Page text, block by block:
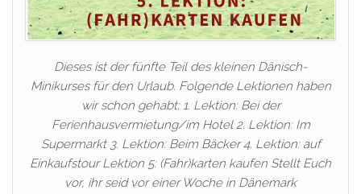
Dieses ist der fünfte Teil des kleinen Dänisch-
Minikurses für den Urlaub. Folgende Lektionen haben
wir schon gehabt: 1. Lektion: Bei der
Ferienhausvermietung/im Hotel 2. Lektion: Im
Supermarkt 3. Lektion: Beim Bäcker 4. Lektion: auf
Einkaufstour Lektion 5: (Fahr)karten kaufen Stellt Euch
vor, ihr seid vor einer Woche in Dänemark